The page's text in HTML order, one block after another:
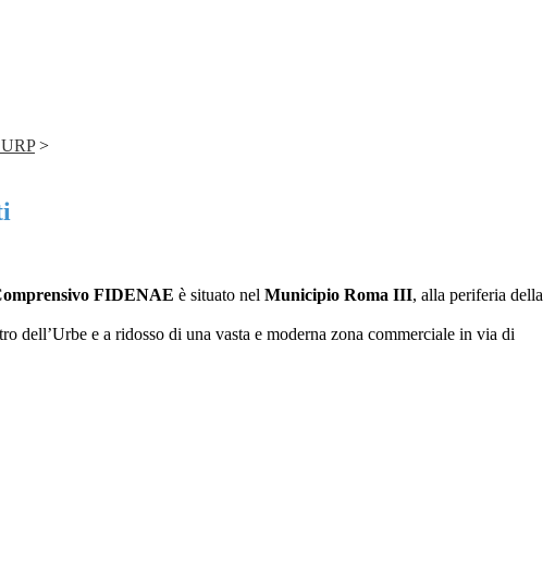
>
FIDENAE è situato nel Municipio Roma III, alla periferia della
dell’Urbe e a ridosso di una vasta e moderna zona commerciale in via di